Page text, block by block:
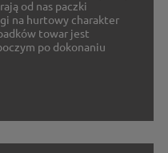
od nas paczki
na hurtowy charakter
towar jest
po dokonaniu